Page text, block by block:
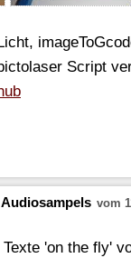
Script
vom
'on the fly'